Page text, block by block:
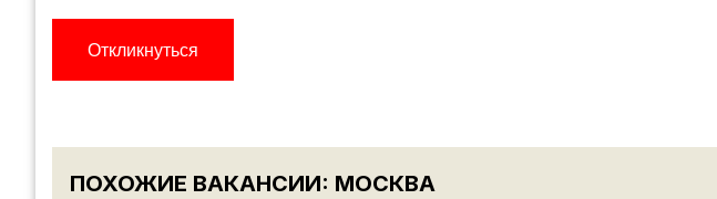
Откликнуться
ПОХОЖИЕ ВАКАНСИИ: МОСКВА